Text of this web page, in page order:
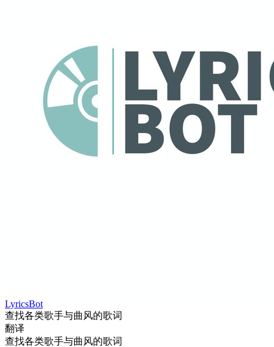
LyricsBot
查找各类歌手与曲风的歌词
翻译
查找各类歌手与曲风的歌词